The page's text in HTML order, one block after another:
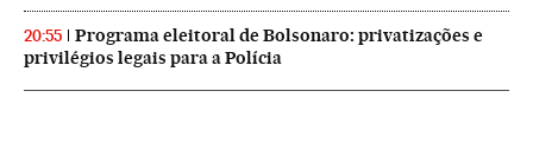
20:55
Programa eleitoral de Bolsonaro: privatizações e
privilégios legais para a Polícia